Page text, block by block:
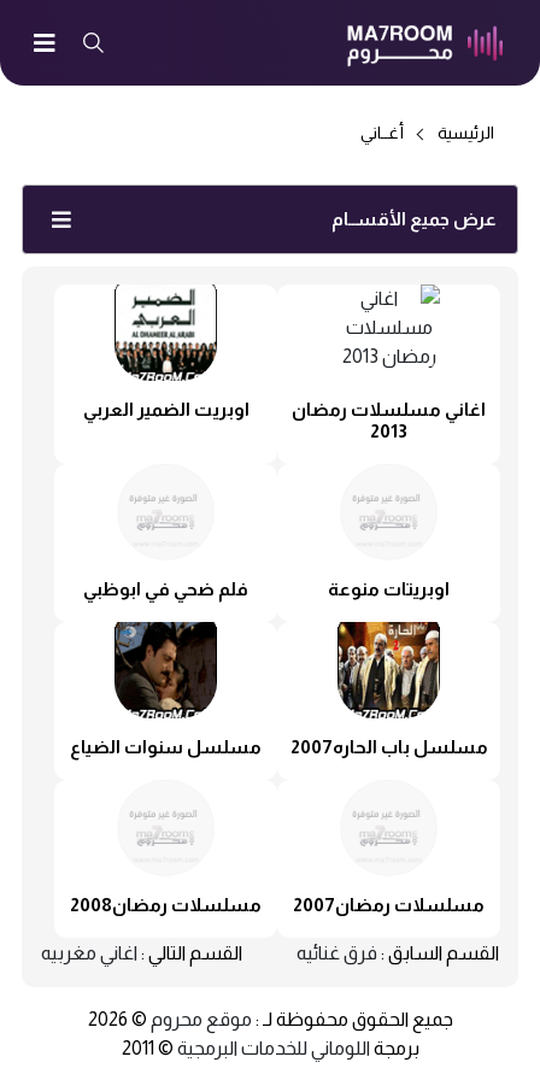
الرئيسية أغــاني
عرض جميع الأقســام
اغاني مسلسلات رمضان
2013
اوبريت الضمير العربي
اوبريتات منوعة فلم ضحي في ابوظبي
مسلسل باب الحاره2007 مسلسل سنوات الضياع
مسلسلات رمضان2007 مسلسلات رمضان2008
القسم السابق : فرق غنائيه القسم التالي : اغاني مغربيه
جميع الحقوق محفوظة لـ : موقع محروم © 2026
برمجة اللوماني للخدمات البرمجية © 2011